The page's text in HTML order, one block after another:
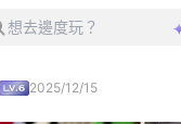
2025/12/15